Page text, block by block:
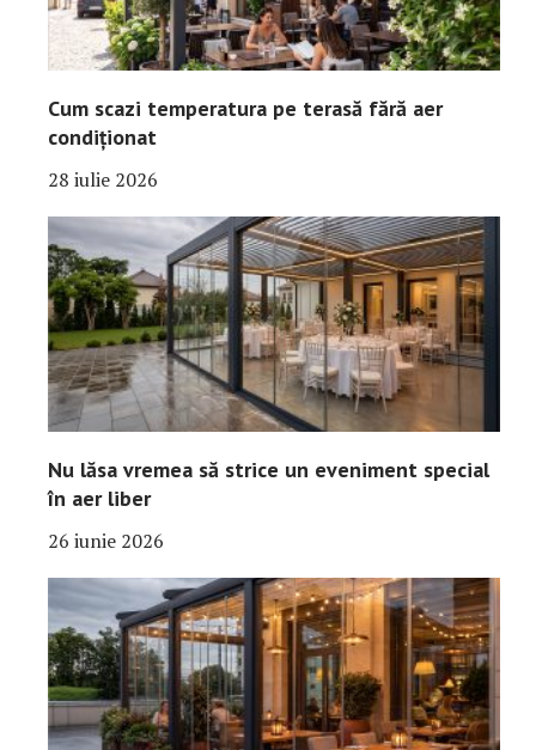
Cum scazi temperatura pe terasă fără aer
condiționat
28 iulie 2026
Nu lăsa vremea să strice un eveniment special
în aer liber
26 iunie 2026